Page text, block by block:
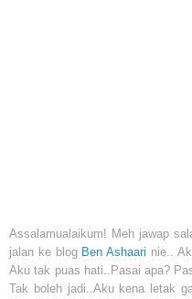
Assalamualaikum! Meh jawap
jalan ke blog Ben Ashaari nie..
Aku tak puas hati..Pasai apa?
Tak boleh jadi..Aku kena letak